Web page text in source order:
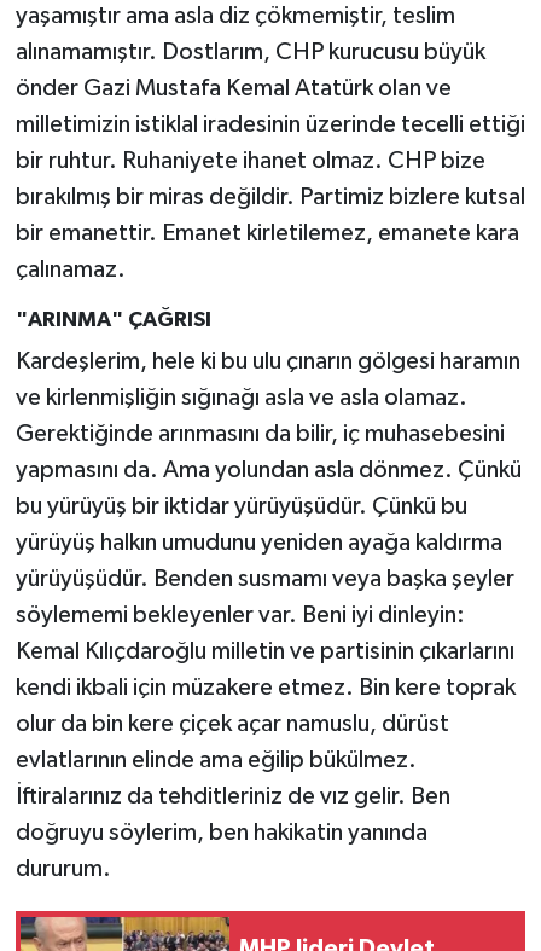
yaşamıştır ama asla diz çökmemiştir, teslim
alınamamıştır. Dostlarım, CHP kurucusu büyük
önder Gazi Mustafa Kemal Atatürk olan ve
milletimizin istiklal iradesinin üzerinde tecelli ettiği
bir ruhtur. Ruhaniyete ihanet olmaz. CHP bize
bırakılmış bir miras değildir. Partimiz bizlere kutsal
bir emanettir. Emanet kirletilemez, emanete kara
çalınamaz.
"ARINMA" ÇAĞRISI
Kardeşlerim, hele ki bu ulu çınarın gölgesi haramın
ve kirlenmişliğin sığınağı asla ve asla olamaz.
Gerektiğinde arınmasını da bilir, iç muhasebesini
yapmasını da. Ama yolundan asla dönmez. Çünkü
bu yürüyüş bir iktidar yürüyüşüdür. Çünkü bu
yürüyüş halkın umudunu yeniden ayağa kaldırma
yürüyüşüdür. Benden susmamı veya başka şeyler
söylememi bekleyenler var. Beni iyi dinleyin:
Kemal Kılıçdaroğlu milletin ve partisinin çıkarlarını
kendi ikbali için müzakere etmez. Bin kere toprak
olur da bin kere çiçek açar namuslu, dürüst
evlatlarının elinde ama eğilip bükülmez.
İftiralarınız da tehditleriniz de vız gelir. Ben
doğruyu söylerim, ben hakikatin yanında
dururum.